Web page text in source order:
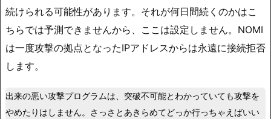
続けられる可能性があります。それが何日間続くのかはこ
ちらでは予測できませんから、ここは設定しません。NOMI
は一度攻撃の拠点となったIPアドレスからは永遠に接続拒否
します。
出来の悪い攻撃プログラムは、突破不可能とわかっていても攻撃を
やめたりはしません。さっさとあきらめてどっか行っちゃえばいい